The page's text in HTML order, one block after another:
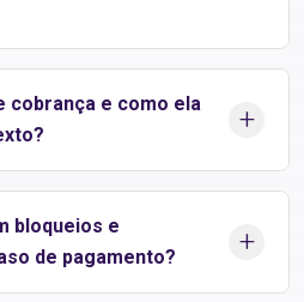
integração com a operação de
de ser um problema.
como geração de
conciliação de
regras, liberando o time para atuar
cobrança e como ela
+
canal o cliente será
do vencimento.
se adapta ao perfil do cliente, ao
bloqueios e
de pagamento?
+